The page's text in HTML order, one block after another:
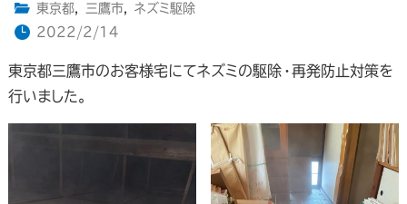
東京都, 三鷹市,
ネズミ駆除
2022/2/14
東京都三鷹市のお客様宅にてネズミの駆除・再発防止対策を
行いました。